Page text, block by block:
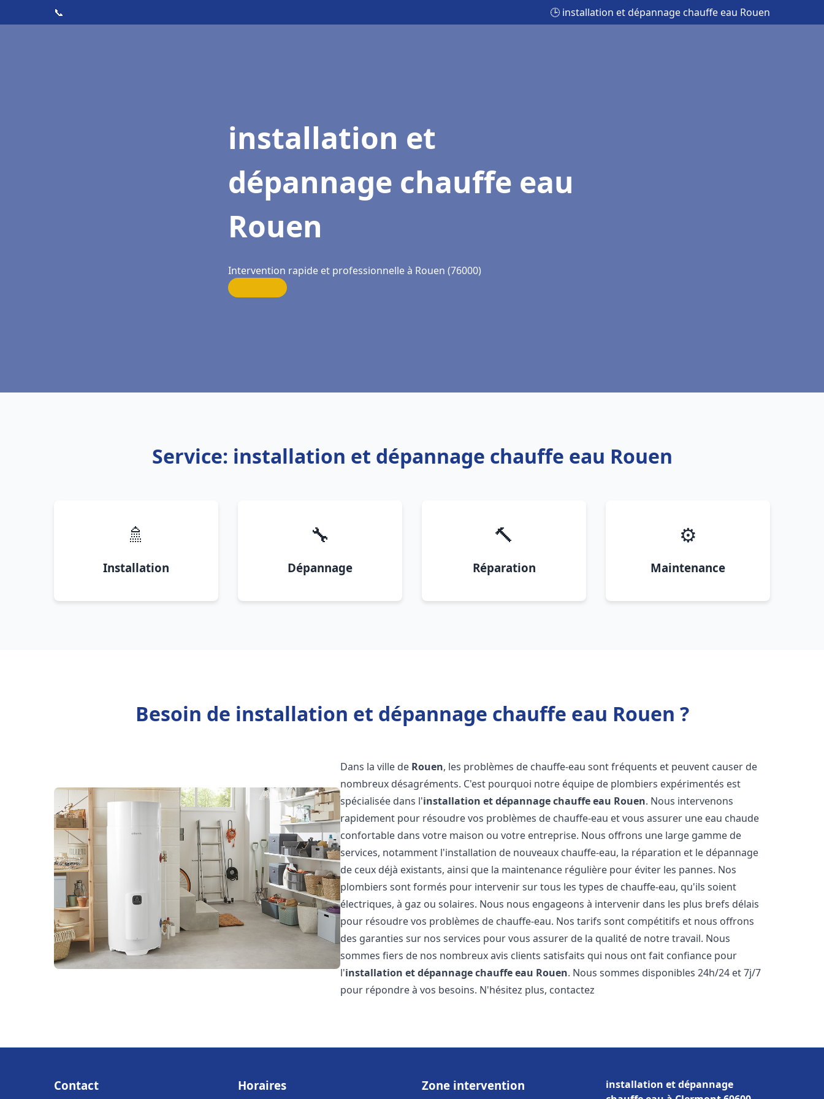
📞 🕒 installation et dépannage chauffe eau Rouen
installation et
dépannage chauffe eau
Rouen
Intervention rapide et professionnelle à Rouen (76000)
Service: installation et dépannage chauffe eau Rouen
🚿
Installation
🔧
Dépannage
🔨
Réparation
⚙️
Maintenance
Besoin de installation et dépannage chauffe eau Rouen ?
Dans la ville de Rouen, les problèmes de chauffe-eau sont fréquents et peuvent causer de
nombreux désagréments. C'est pourquoi notre équipe de plombiers expérimentés est
spécialisée dans l'installation et dépannage chauffe eau Rouen. Nous intervenons
rapidement pour résoudre vos problèmes de chauffe-eau et vous assurer une eau chaude
confortable dans votre maison ou votre entreprise. Nous offrons une large gamme de
services, notamment l'installation de nouveaux chauffe-eau, la réparation et le dépannage
de ceux déjà existants, ainsi que la maintenance régulière pour éviter les pannes. Nos
plombiers sont formés pour intervenir sur tous les types de chauffe-eau, qu'ils soient
électriques, à gaz ou solaires. Nous nous engageons à intervenir dans les plus brefs délais
pour résoudre vos problèmes de chauffe-eau. Nos tarifs sont compétitifs et nous offrons
des garanties sur nos services pour vous assurer de la qualité de notre travail. Nous
sommes fiers de nos nombreux avis clients satisfaits qui nous ont fait confiance pour
l'installation et dépannage chauffe eau Rouen. Nous sommes disponibles 24h/24 et 7j/7
pour répondre à vos besoins. N'hésitez plus, contactez
Contact Horaires Zone intervention
installation et dépannage